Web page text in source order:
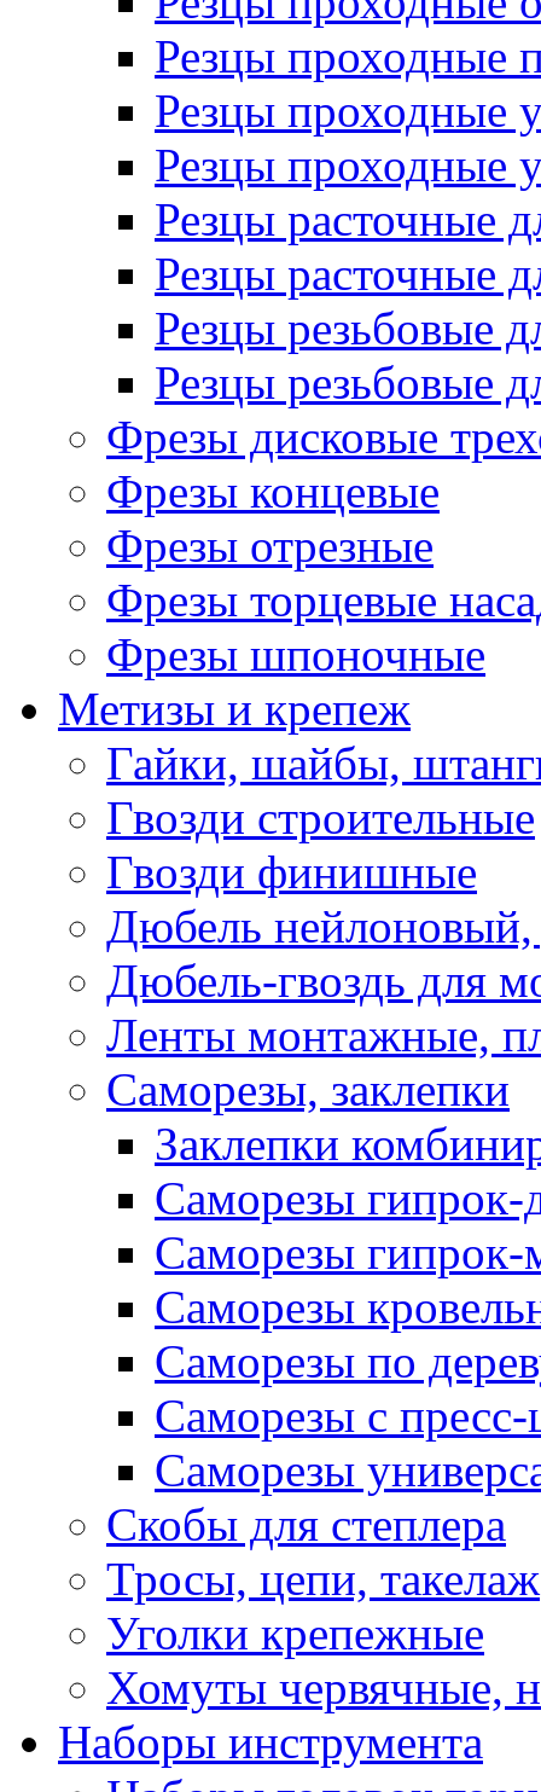
Резцы проходные
Резцы проходные
Резцы проходные
Резцы расточные
Резцы расточные
Резцы резьбовые
Резцы резьбовые
Фрезы дисковые
Фрезы концевые
Фрезы отрезные
Фрезы торцевые
Фрезы шпоночные
Метизы и крепеж
Гайки, шайбы,
Гвозди строительные
Гвозди финишные
Дюбель нейлоновый,
Дюбель-гвоздь для
Ленты монтажные,
Саморезы, заклепки
Заклепки
Саморезы гипрок-
Саморезы гипрок-
Саморезы
Саморезы по
Саморезы с
Саморезы
Скобы для степлера
Тросы, цепи, такелаж
Уголки крепежные
Хомуты червячные,
Наборы инструмента